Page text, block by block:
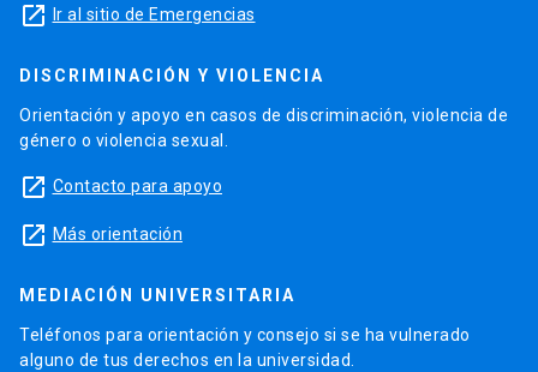
launch Ir al sitio de Emergencias
DISCRIMINACIÓN Y VIOLENCIA
Orientación y apoyo en casos de discriminación, violencia de
género o violencia sexual.
launch Contacto para apoyo
launch Más orientación
MEDIACIÓN UNIVERSITARIA
Teléfonos para orientación y consejo si se ha vulnerado
alguno de tus derechos en la universidad.